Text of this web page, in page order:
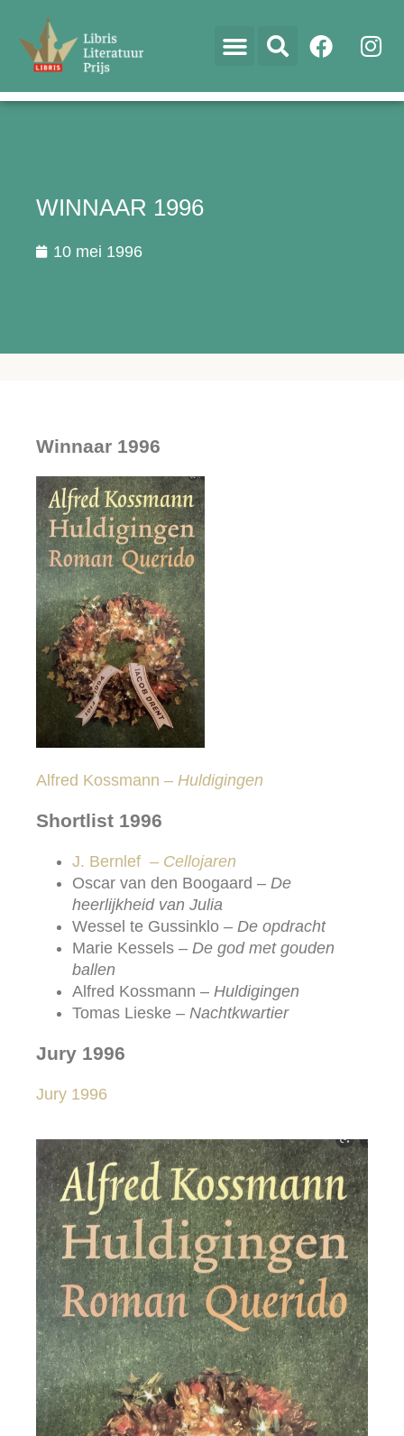
WINNAAR 1996
10 mei 1996
Winnaar 1996
Alfred Kossmann – Huldigingen
Shortlist 1996
J. Bernlef – Cellojaren
Oscar van den Boogaard – De
heerlijkheid van Julia
Wessel te Gussinklo – De opdracht
Marie Kessels – De god met gouden
ballen
Alfred Kossmann – Huldigingen
Tomas Lieske – Nachtkwartier
Jury 1996
Jury 1996